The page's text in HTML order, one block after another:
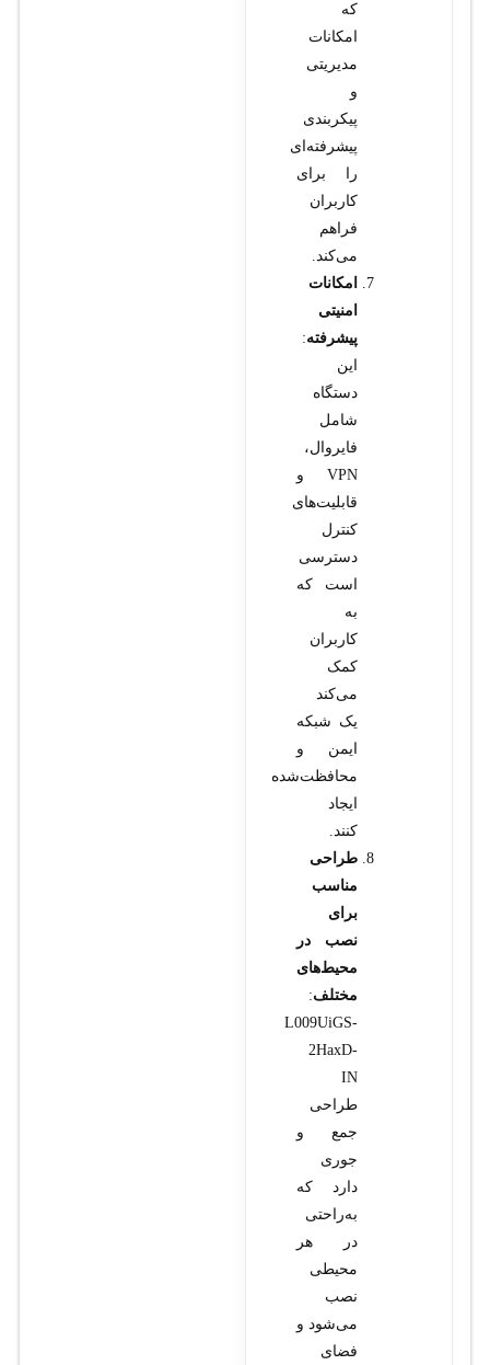
که
امکانات
مدیریتی
و
پیکربندی
پیشرفته‌ای
را برای
کاربران
فراهم
می‌کند.
امکانات
امنیتی
پیشرفته:
این
دستگاه
شامل
فایروال،
VPN و
قابلیت‌های
کنترل
دسترسی
است که
به
کاربران
کمک
می‌کند
یک شبکه
ایمن و
محافظت‌شده
ایجاد
کنند.
طراحی
مناسب
برای
نصب در
محیط‌های
مختلف:
L009UiGS-
2HaxD-
IN
طراحی
جمع و
جوری
دارد که
به‌راحتی
در هر
محیطی
نصب
می‌شود و
فضای